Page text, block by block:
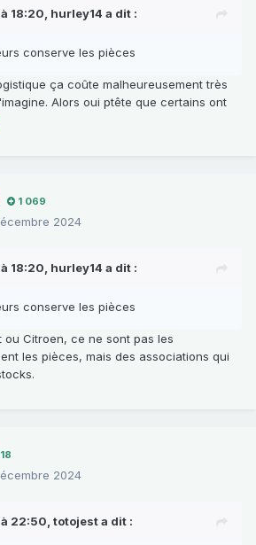
18:20, hurley14 a dit :
conserve les pièces
ça coûte malheureusement très
Alors oui ptête que certains ont
1 069
2024
18:20, hurley14 a dit :
conserve les pièces
ou Citroen, ce ne sont pas les
les pièces, mais des associations qui
2024
22:50, totojesta dit :